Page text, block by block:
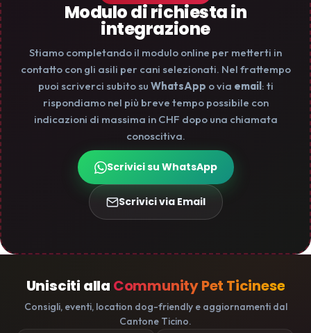
Modulo di richiesta in
integrazione
Stiamo completando il modulo online per metterti in
contatto con gli asili per cani selezionati. Nel frattempo
puoi scriverci subito su WhatsApp o via email: ti
rispondiamo nel più breve tempo possibile con
indicazioni di massima in CHF dopo una chiamata
conoscitiva.
Scrivici su WhatsApp
Scrivici via Email
Unisciti alla Community Pet Ticinese
Consigli, eventi, location dog-friendly e aggiornamenti dal
Cantone Ticino.